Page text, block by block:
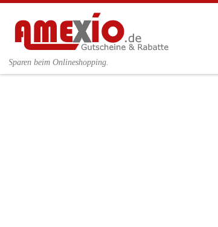
Zum Inhalt springen
Sparen beim Onlineshopping.